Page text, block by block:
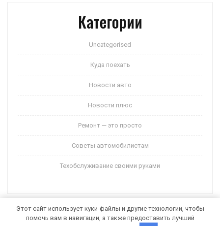
Категории
Uncategorised
Куда поехать
Новости авто
Новости плюс
Ремонт — это просто
Советы автомобилистам
Техобслуживание своими руками
Этот сайт использует куки-файлы и другие технологии, чтобы
помочь вам в навигации, а также предоставить лучший